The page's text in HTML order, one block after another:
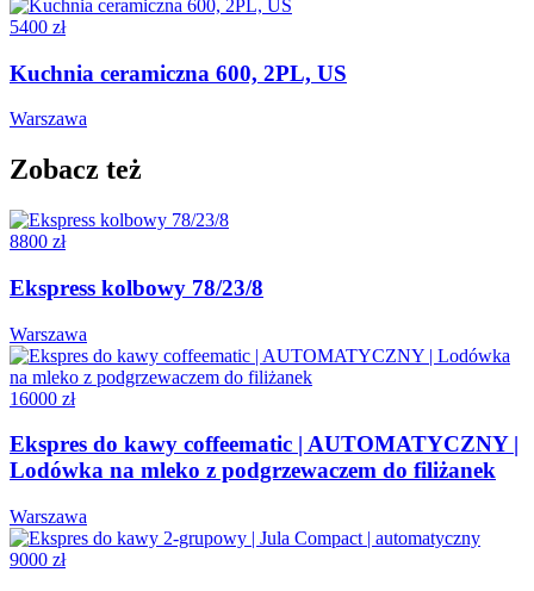
5400 zł
Kuchnia ceramiczna 600, 2PL, US
Warszawa
Zobacz też
8800 zł
Ekspress kolbowy 78/23/8
Warszawa
16000 zł
Ekspres do kawy coffeematic | AUTOMATYCZNY |
Lodówka na mleko z podgrzewaczem do filiżanek
Warszawa
9000 zł